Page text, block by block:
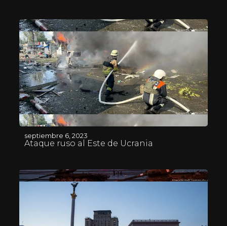
septiembre 6, 2023
Ataque ruso al Este de Ucrania